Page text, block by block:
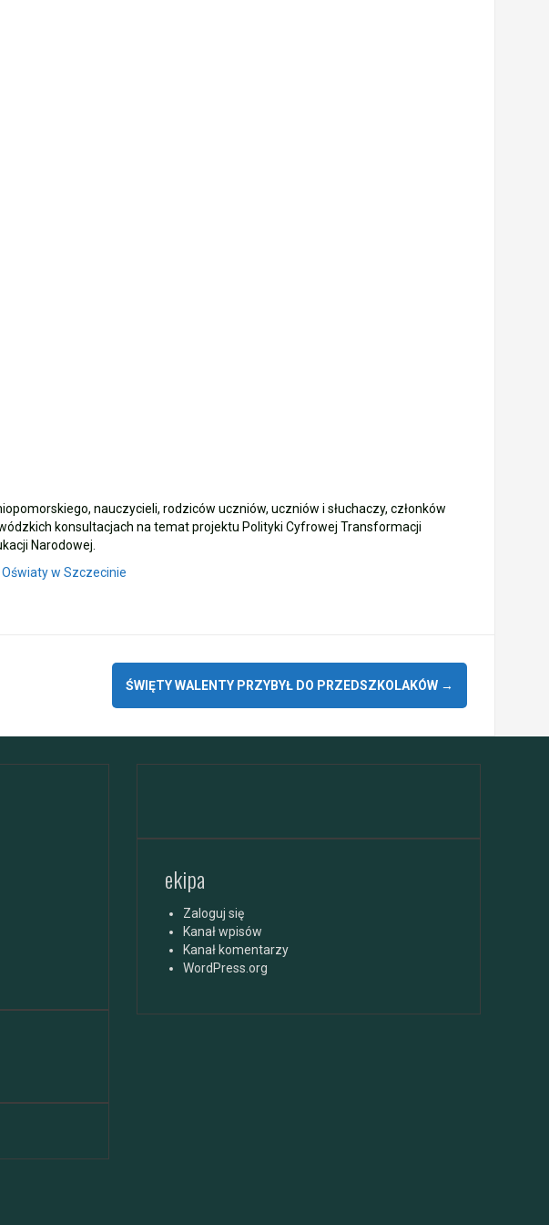
nauczycieli, rodziców uczniów, uczniów i słuchaczy, członków
konsultacjach na temat projektu Polityki Cyfrowej Transformacji
Narodowej.
w Szczecinie
ŚWIĘTY WALENTY PRZYBYŁ DO PRZEDSZKOLAKÓW →
ekipa
Zaloguj się
Kanał wpisów
Kanał komentarzy
WordPress.org